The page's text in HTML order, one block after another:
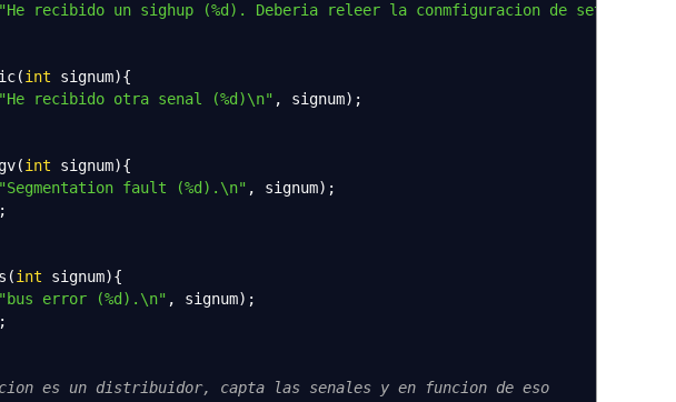
"He recibido un sighup (%d). Deberia releer la conmfiguracion de sete
(int signum){
"He recibido otra senal (%d)\n" , signum) ;
(int signum){
"Segmentation fault (%d). \n" , signum) ;
;
(int signum){
"bus error (%d). \n" , signum) ;
;
es un distribuidor, capta las senales y en funcion de eso